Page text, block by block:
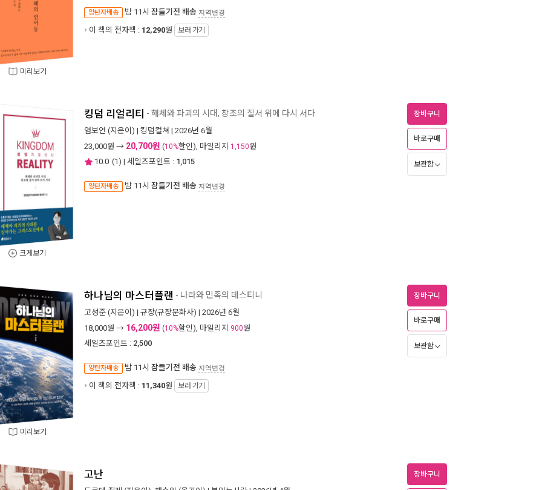
미리보기
양탄자배송 밤 11시 잠들기전 배송 지역변경
이 책의 전자책 : 12,290원 보러 가기
크게보기
킹덤 리얼리티 - 해체와 파괴의 시대, 창조의 질서 위에 다시 서다
염보연 (지은이) | 킹덤컬쳐 | 2026년 6월
23,000원 → 20,700원 (10%할인), 마일리지 1,150원
10.0 (1) | 세일즈포인트 : 1,015
양탄자배송 밤 11시 잠들기전 배송 지역변경
장바구니
바로구매
보관함
미리보기
하나님의 마스터플랜 - 나라와 민족의 데스티니
고성준 (지은이) | 규장(규장문화사) | 2026년 6월
18,000원 → 16,200원 (10%할인), 마일리지 900원
세일즈포인트 : 2,500
양탄자배송 밤 11시 잠들기전 배송 지역변경
이 책의 전자책 : 11,340원 보러 가기
장바구니
바로구매
보관함
고난 장바구니